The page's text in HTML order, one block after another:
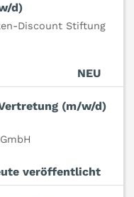
d)
Discount Stiftung
NEU
(m/w/d)
veröffentlicht